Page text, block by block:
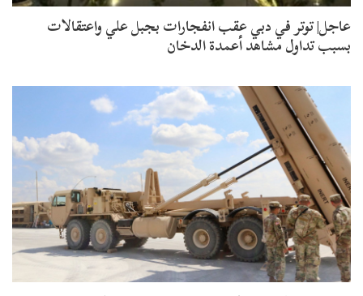
عاجل| توتر في دبي عقب انفجارات بجبل علي واعتقالات
بسبب تداول مشاهد أعمدة الدخان